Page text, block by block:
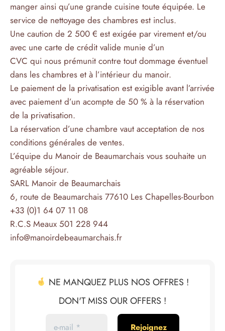
manger ainsi qu’une grande cuisine toute équipée. Le
service de nettoyage des chambres est inclus.
Une caution de 2 500 € est exigée par virement et/ou
avec une carte de crédit valide munie d’un
CVC qui nous prémunit contre tout dommage éventuel
dans les chambres et à l’intérieur du manoir.
Le paiement de la privatisation est exigible avant l’arrivée
avec paiement d’un acompte de 50 % à la réservation
de la privatisation.
La réservation d’une chambre vaut acceptation de nos
conditions générales de ventes.
L’équipe du Manoir de Beaumarchais vous souhaite un
agréable séjour.
SARL Manoir de Beaumarchais
6, route de Beaumarchais 77610 Les Chapelles-Bourbon
+33 (0)1 64 07 11 08
R.C.S Meaux 501 228 944
info@manoirdebeaumarchais.fr
NE MANQUEZ PLUS NOS OFFRES !
DON'T MISS OUR OFFERS !